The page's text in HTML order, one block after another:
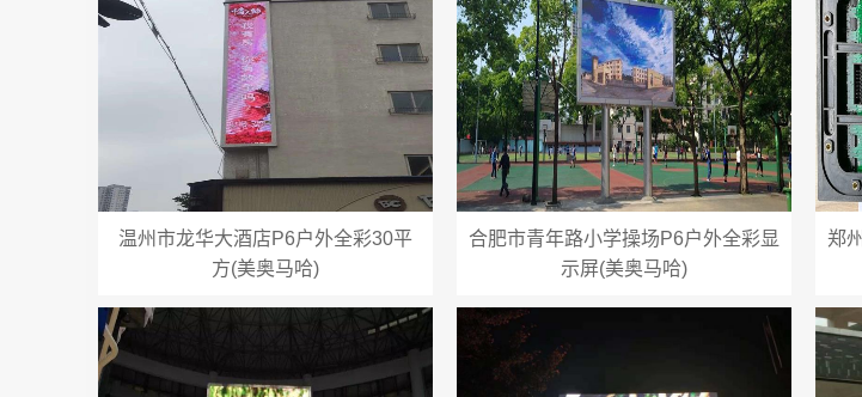
温州市龙华大酒店P6户外全彩30平
方(美奥马哈)
合肥市青年路小学操场P6户外全彩显
示屏(美奥马哈)
郑